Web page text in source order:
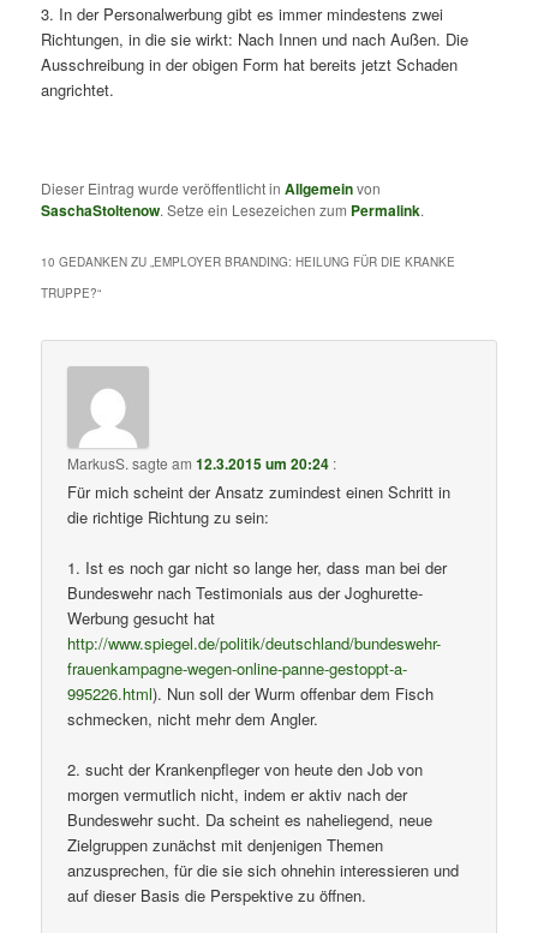
3. In der Personalwerbung gibt es immer mindestens zwei
Richtungen, in die sie wirkt: Nach Innen und nach Außen. Die
Ausschreibung in der obigen Form hat bereits jetzt Schaden
angrichtet.
Dieser Eintrag wurde veröffentlicht inAllgemeinvon
SaschaStoltenow. Setze ein Lesezeichen zum Permalink.
10 GEDANKEN ZU „EMPLOYER BRANDING: HEILUNG FÜR DIE KRANKE
TRUPPE?“
MarkusS. sagte am12.3.2015 um 20:24 :
Für mich scheint der Ansatz zumindest einen Schritt in
die richtige Richtung zu sein:
1. Ist es noch gar nicht so lange her, dass man bei der
Bundeswehr nach Testimonials aus der Joghurette-
Werbung gesucht hat
http://www.spiegel.de/politik/deutschland/bundeswehr-
frauenkampagne-wegen-online-panne-gestoppt-a-
995226.html). Nun soll der Wurm offenbar dem Fisch
schmecken, nicht mehr dem Angler.
2. sucht der Krankenpfleger von heute den Job von
morgen vermutlich nicht, indem er aktiv nach der
Bundeswehr sucht. Da scheint es naheliegend, neue
Zielgruppen zunächst mit denjenigen Themen
anzusprechen, für die sie sich ohnehin interessieren und
auf dieser Basis die Perspektive zu öffnen.